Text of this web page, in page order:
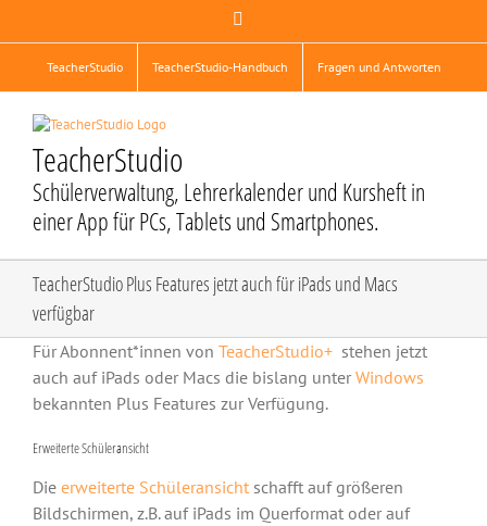
TeacherStudio TeacherStudio-Handbuch Fragen und Antworten
TeacherStudio
Schülerverwaltung, Lehrerkalender und Kursheft in
einer App für PCs, Tablets und Smartphones.
TeacherStudio Plus Features jetzt auch für iPads und Macs
verfügbar
Für Abonnent*innen von TeacherStudio+ stehen jetzt
auch auf iPads oder Macs die bislang unter Windows
bekannten Plus Features zur Verfügung.
Erweiterte Schüleransicht
Die erweiterte Schüleransicht schafft auf größeren
Bildschirmen, z.B. auf iPads im Querformat oder auf